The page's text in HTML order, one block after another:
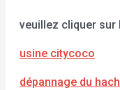
veuillez cliquer sur
usine citycoco
dépannage du